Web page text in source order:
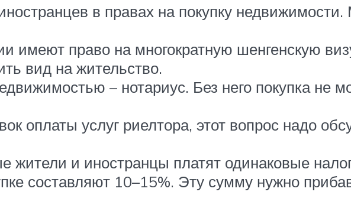
в правах на покупку
имеют право на многократную шенгенскую
вид на жительство.
– нотариус. Без него покупка не
оплаты услуг риелтора, этот вопрос надо
жители и иностранцы платят одинаковые
составляют 10–15%. Эту сумму нужно